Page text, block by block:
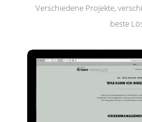
Verschiedene Projekte,
beste